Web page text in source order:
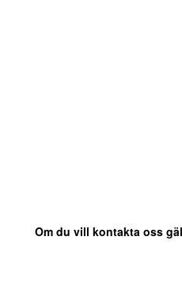
Om du vill kontakta oss